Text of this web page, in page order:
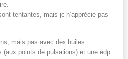
tentantes, mais je n’apprécie pas
mais pas avec des huiles.
(aux points de pulsations) et une edp